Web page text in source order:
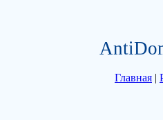
Главная |